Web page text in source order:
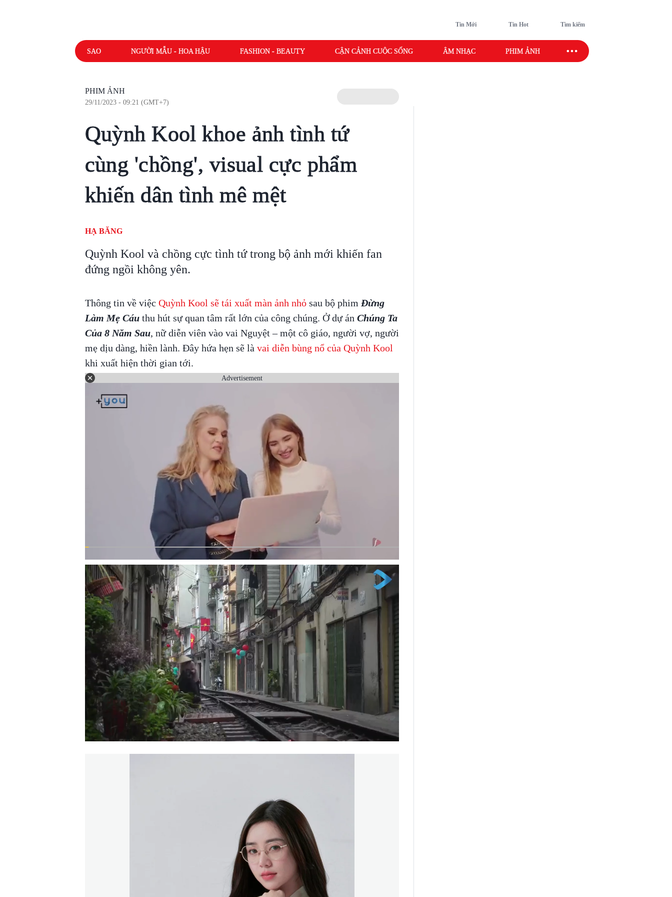
Tin Mới Tin Hot Tìm kiếm
SAO NGƯỜI MẪU - HOA HẬU FASHION - BEAUTY CẬN CẢNH CUỘC SỐNG ÂM NHẠC PHIM ẢNH SAO SPORT
PHIM ẢNH
29/11/2023 - 09:21 (GMT+7)
Quỳnh Kool khoe ảnh tình tứ
cùng 'chồng', visual cực phẩm
khiến dân tình mê mệt
HẠ BĂNG
Quỳnh Kool và chồng cực tình tứ trong bộ ảnh mới khiến fan
đứng ngồi không yên.
Thông tin về việc Quỳnh Kool sẽ tái xuất màn ảnh nhỏsau bộ phim Đừng
Làm Mẹ Cáuthu hút sự quan tâm rất lớn của công chúng. Ở dự án Chúng Ta
Của 8 Năm Sau, nữ diễn viên vào vai Nguyệt – một cô giáo, người vợ, người
mẹ dịu dàng, hiền lành. Đây hứa hẹn sẽ là vai diễn bùng nổ của Quỳnh Kool
khi xuất hiện thời gian tới.
Advertisement